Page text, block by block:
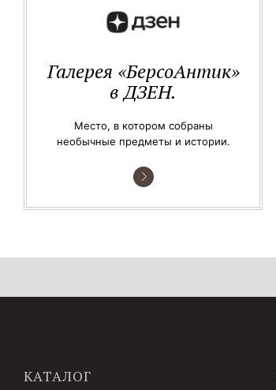
Галерея «БерсоАнтик»
в ДЗЕН.
Место, в котором собраны
необычные предметы и истории.
КАТАЛОГ